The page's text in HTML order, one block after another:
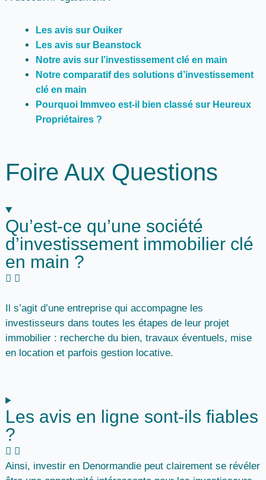
Les avis sur Ouiker
Les avis sur Beanstock
Notre avis sur l’investissement clé en main
Notre comparatif des solutions d’investissement
clé en main
Pourquoi Immveo est-il bien classé sur Heureux
Propriétaires ?
Foire Aux Questions
Qu’est-ce qu’une société
d’investissement immobilier clé
en main ?
Il s’agit d’une entreprise qui accompagne les
investisseurs dans toutes les étapes de leur projet
immobilier : recherche du bien, travaux éventuels, mise
en location et parfois gestion locative.
Les avis en ligne sont-ils fiables
?
Ainsi, investir en Denormandie peut clairement se révéler